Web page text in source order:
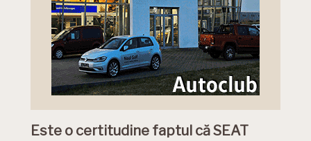
Este o certitudine faptul că SEAT